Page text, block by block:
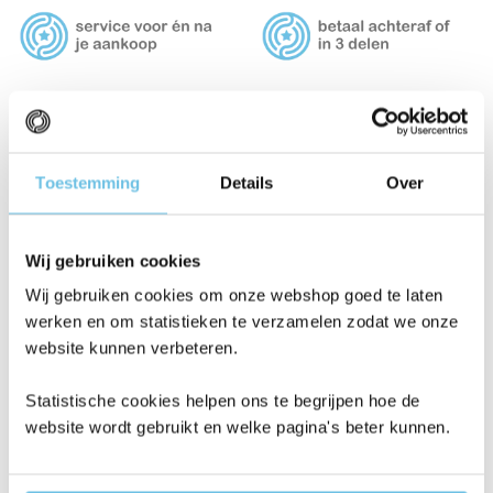
Toestemming Details Over
Wij gebruiken cookies
Wij gebruiken cookies om onze webshop goed te laten
werken en om statistieken te verzamelen zodat we onze
website kunnen verbeteren.
Statistische cookies helpen ons te begrijpen hoe de
website wordt gebruikt en welke pagina's beter kunnen.
Gerelateerde producten
Aanbieding!